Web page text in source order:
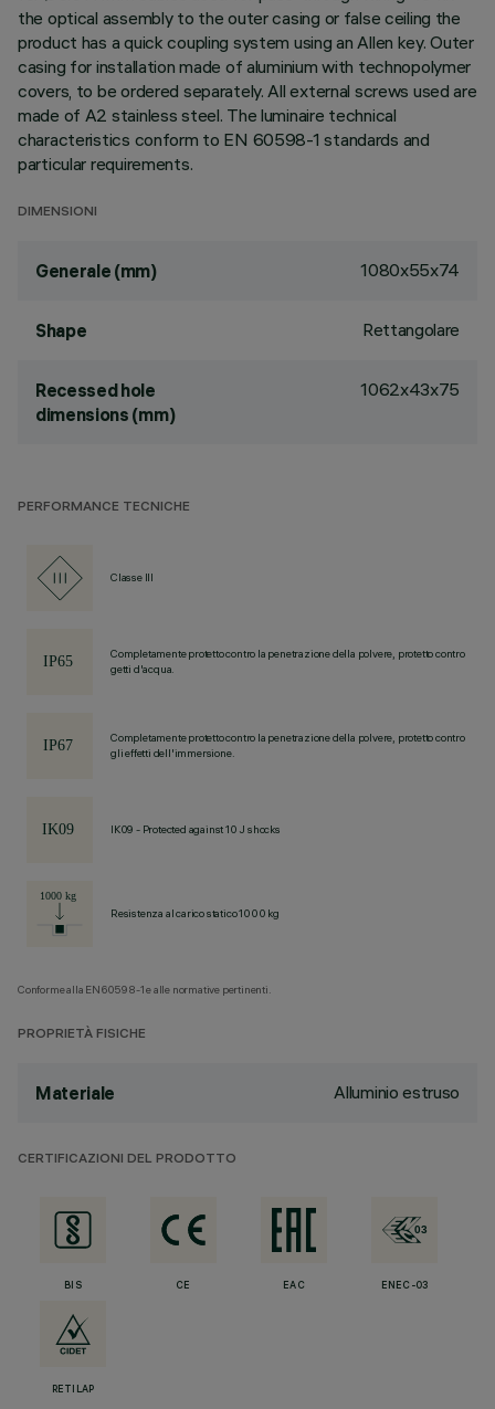
the optical assembly to the outer casing or false ceiling the
product has a quick coupling system using an Allen key. Outer
casing for installation made of aluminium with technopolymer
covers, to be ordered separately. All external screws used are
made of A2 stainless steel. The luminaire technical
characteristics conform to EN 60598-1 standards and
particular requirements.
DIMENSIONI
Generale (mm) 1080x55x74
Shape Rettangolare
Recessed hole
dimensions (mm)
1062x43x75
PERFORMANCE TECNICHE
Classe III
Completamente protetto contro la penetrazione della polvere, protetto contro
getti d'acqua.
Completamente protetto contro la penetrazione della polvere, protetto contro
gli effetti dell'immersione.
IK09 - Protected against 10 J shocks
Resistenza al carico statico 1000 kg
Conforme alla EN60598-1 e alle normative pertinenti.
PROPRIETÀ FISICHE
Materiale Alluminio estruso
CERTIFICAZIONI DEL PRODOTTO
BIS CE EAC ENEC-03
RETILAP